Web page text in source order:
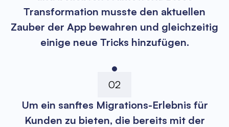
Transformation musste den aktuellen
Zauber der App bewahren und gleichzeitig
einige neue Tricks hinzufügen.
02
Um ein sanftes Migrations-Erlebnis für
Kunden zu bieten, die bereits mit der